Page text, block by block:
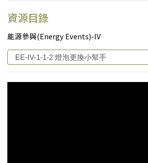
資源目錄
能源參與(Energy Events)-IV